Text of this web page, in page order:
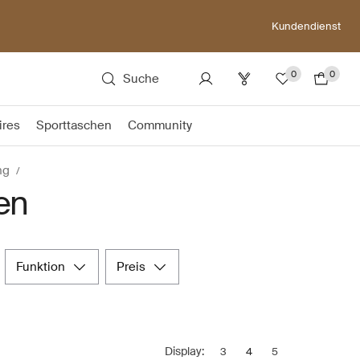
Kundendienst
Suche 0 0
Sporttaschen Community
funktion preis
Display: 3 4 5